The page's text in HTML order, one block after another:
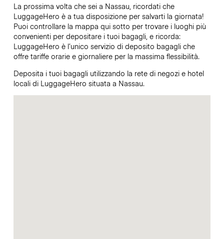
La prossima volta che sei a Nassau, ricordati che
LuggageHero è a tua disposizione per salvarti la giornata!
Puoi controllare la mappa qui sotto per trovare i luoghi più
convenienti per depositare i tuoi bagagli, e ricorda:
LuggageHero è l’unico servizio di deposito bagagli che
offre tariffe orarie e giornaliere per la massima flessibilità.
Deposita i tuoi bagagli utilizzando la rete di negozi e hotel
locali di LuggageHero situata a Nassau.